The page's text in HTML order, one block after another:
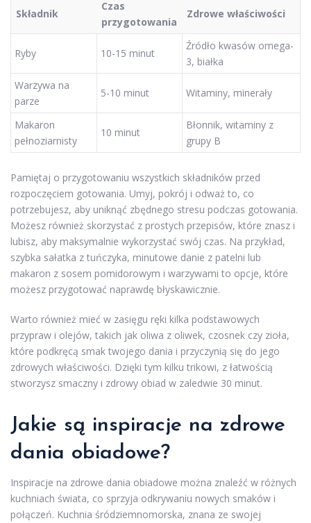
Składnik
Czas
przygotowania
Zdrowe właściwości
Ryby 10-15 minut
Źródło kwasów omega-
3, białka
Warzywa na
parze
5-10 minut Witaminy, minerały
Makaron
pełnoziarnisty
10 minut
Błonnik, witaminy z
grupy B
Pamiętaj o przygotowaniu wszystkich składników przed
rozpoczęciem gotowania. Umyj, pokrój i odważ to, co
potrzebujesz, aby uniknąć zbędnego stresu podczas gotowania.
Możesz również skorzystać z prostych przepisów, które znasz i
lubisz, aby maksymalnie wykorzystać swój czas. Na przykład,
szybka sałatka z tuńczyka, minutowe danie z patelni lub
makaron z sosem pomidorowym i warzywami to opcje, które
możesz przygotować naprawdę błyskawicznie.
Warto również mieć w zasięgu ręki kilka podstawowych
przypraw i olejów, takich jak oliwa z oliwek, czosnek czy zioła,
które podkręcą smak twojego dania i przyczynią się do jego
zdrowych właściwości. Dzięki tym kilku trikowi, z łatwością
stworzysz smaczny i zdrowy obiad w zaledwie 30 minut.
Jakie są inspiracje na zdrowe
dania obiadowe?
Inspiracje na zdrowe dania obiadowe można znaleźć w różnych
kuchniach świata, co sprzyja odkrywaniu nowych smaków i
połączeń. Kuchnia śródziemnomorska, znana ze swojej